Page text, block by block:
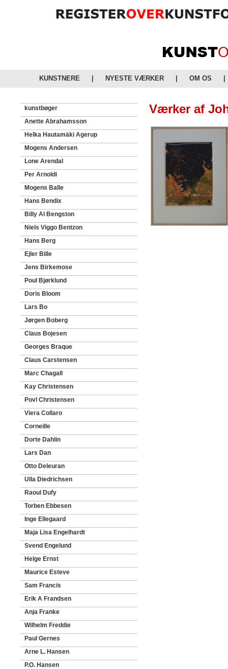
KUNSTNERE NYESTE VÆRKER OM OS
kunstbøger
Anette Abrahamsson
Helka Hautamäki Agerup
Mogens Andersen
Lone Arendal
Per Arnoldi
Mogens Balle
Hans Bendix
Billy Al Bengston
Niels Viggo Bentzon
Hans Berg
Ejler Bille
Jens Birkemose
Poul Bjørklund
Doris Bloom
Lars Bo
Jørgen Boberg
Claus Bojesen
Georges Braque
Claus Carstensen
Marc Chagall
Kay Christensen
Povl Christensen
Viera Collaro
Corneille
Dorte Dahlin
Lars Dan
Otto Deleuran
Ulla Diedrichsen
Raoul Dufy
Torben Ebbesen
Inge Ellegaard
Maja Lisa Engelhardt
Svend Engelund
Helge Ernst
Maurice Esteve
Sam Francis
Erik A Frandsen
Anja Franke
Wilhelm Freddie
Paul Gernes
Arne L. Hansen
P.O. Hansen
Værker af